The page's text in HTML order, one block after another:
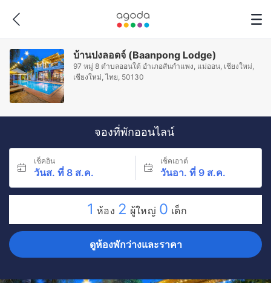
บ้านปงลอดจ์ (Baanpong Lodge)
97 หมู่ 8 ตำบลออนใต้ อำเภอสันกำแพง, แม่ออน, เชียงใหม่,
เชียงใหม่, ไทย, 50130
จองที่พักออนไลน์
เช็คอิน
วันส. ที่ 8 ส.ค.
เช็คเอาต์
วันอา. ที่ 9 ส.ค.
1 ห้อง 2 ผู้ใหญ่ 0 เด็ก
ดูห้องพักว่างและราคา